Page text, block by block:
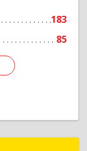
183
85